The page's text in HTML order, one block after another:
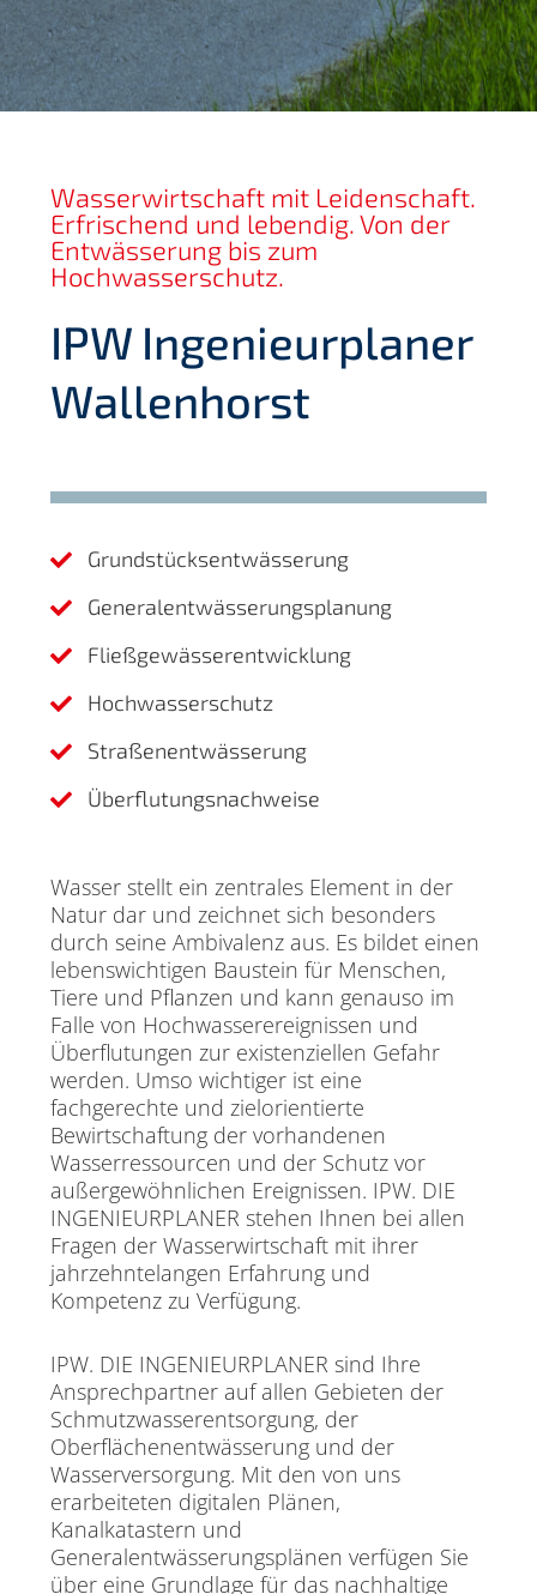
Wasserwirtschaft mit Leidenschaft.
Erfrischend und lebendig. Von der
Entwässerung bis zum
Hochwasserschutz.
IPW Ingenieurplaner
Wallenhorst
 Grundstücksentwässerung
 Generalentwässerungsplanung
 Fließgewässerentwicklung
 Hochwasserschutz
 Straßenentwässerung
 Überflutungsnachweise
Wasser stellt ein zentrales Element in der
Natur dar und zeichnet sich besonders
durch seine Ambivalenz aus. Es bildet einen
lebenswichtigen Baustein für Menschen,
Tiere und Pflanzen und kann genauso im
Falle von Hochwasserereignissen und
Überflutungen zur existenziellen Gefahr
werden. Umso wichtiger ist eine
fachgerechte und zielorientierte
Bewirtschaftung der vorhandenen
Wasserressourcen und der Schutz vor
außergewöhnlichen Ereignissen. IPW. DIE
INGENIEURPLANER stehen Ihnen bei allen
Fragen der Wasserwirtschaft mit ihrer
jahrzehntelangen Erfahrung und
Kompetenz zu Verfügung.
IPW. DIE INGENIEURPLANER sind Ihre
Ansprechpartner auf allen Gebieten der
Schmutzwasserentsorgung, der
Oberflächenentwässerung und der
Wasserversorgung. Mit den von uns
erarbeiteten digitalen Plänen,
Kanalkatastern und
Generalentwässerungsplänen verfügen Sie
über eine Grundlage für das nachhaltige